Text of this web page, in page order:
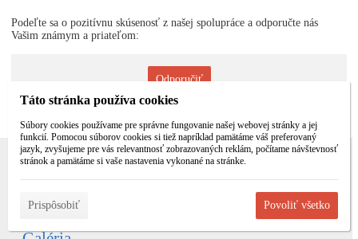
Podeľte sa o pozitívnu skúsenosť z našej spolupráce a odporučte nás
Vašim známym a priateľom:
Odporučiť
Informácie
Blog
Táto stránka používa cookies
Súbory cookies používame pre správne fungovanie našej webovej stránky a jej
funkcií. Pomocou súborov cookies si tiež napríklad pamätáme váš preferovaný
jazyk, zvyšujeme pre vás relevantnosť zobrazovaných reklám, počítame návštevnosť
stránok a pamätáme si vaše nastavenia vykonané na stránke.
Prispôsobiť Povoliť všetko